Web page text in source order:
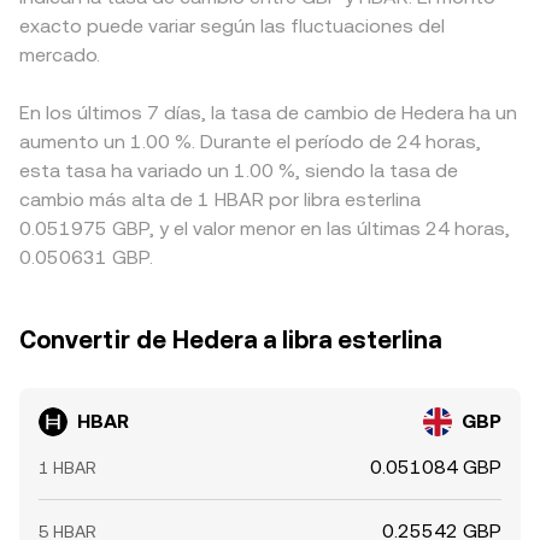
exacto puede variar según las fluctuaciones del
mercado.
En los últimos 7 días, la tasa de cambio de Hedera ha un
aumento un 1.00 %. Durante el período de 24 horas,
esta tasa ha variado un 1.00 %, siendo la tasa de
cambio más alta de 1 HBAR por libra esterlina
0.051975 GBP, y el valor menor en las últimas 24 horas,
0.050631 GBP.
Convertir de Hedera a libra esterlina
HBAR GBP
1 HBAR 0.051084 GBP
5 HBAR 0.25542 GBP